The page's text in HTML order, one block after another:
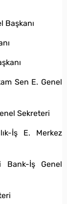
Başkanı
Sen E. Genel
Sekreteri
İş E. Merkez
İş Genel